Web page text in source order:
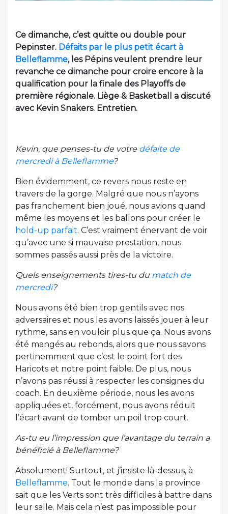
Ce dimanche, c’est quitte ou double pour
Pepinster. Défaits par le plus petit écart à
Belleflamme, les Pépins veulent prendre leur
revanche ce dimanche pour croire encore à la
qualification pour la finale des Playoffs de
première régionale. Liège & Basketball a discuté
avec Kevin Snakers. Entretien.
Kevin, que penses-tu de votre défaite de
mercredi à Belleflamme?
Bien évidemment, ce revers nous reste en
travers de la gorge. Malgré que nous n’ayons
pas franchement bien joué, nous avions quand
même les moyens et les ballons pour créer le
hold-up parfait. C’est vraiment énervant de voir
qu’avec une si mauvaise prestation, nous
sommes passés aussi près de la victoire.
Quels enseignements tires-tu du match de
mercredi?
Nous avons été bien trop gentils avec nos
adversaires et nous les avons laissés jouer à leur
rythme, sans en vouloir plus que ça. Nous avons
été mangés au rebonds, alors que nous savons
pertinemment que c’est le point fort des
Haricots et notre point faible. De plus, nous
n’avons pas réussi à respecter les consignes du
coach. En deuxième période, nous les avons
appliquées et, forcément, nous avons réduit
l’écart avant de tomber un poil trop court.
As-tu eu l’impression que l’avantage du terrain a
bénéficié à Belleflamme?
Absolument! Surtout, et j’insiste là-dessus, à
Belleflamme. Tout le monde dans la province
sait que les Verts sont très difficiles à battre dans
leur salle. Mais cela n’est pas impossible pour